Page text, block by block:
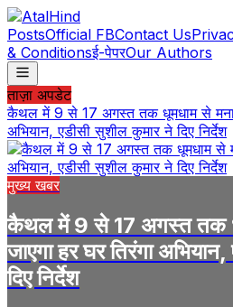
PostsOfficial FBContact Us
& Conditionsई-पेपरOur Authors
ताज़ा अपडेट
कैथल में 9 से 17 अगस्त तक धूमधाम से
अभियान, एडीसी सुशील कुमार ने दिए निर्देश
मुख्य खबर
कैथल में 9 से 17 अगस्त तक
जाएगा हर घर तिरंगा
दिए निर्देश